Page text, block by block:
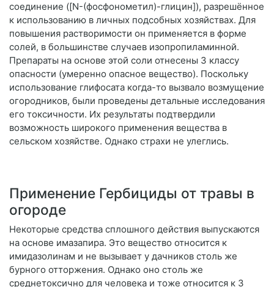
соединение ([N-(фосфонометил)-глицин]), разрешённое
к использованию в личных подсобных хозяйствах. Для
повышения растворимости он применяется в форме
солей, в большинстве случаев изопропиламинной.
Препараты на основе этой соли отнесены 3 классу
опасности (умеренно опасное вещество). Поскольку
использование глифосата когда-то вызвало возмущение
огородников, были проведены детальные исследования
его токсичности. Их результаты подтвердили
возможность широкого применения вещества в
сельском хозяйстве. Однако страхи не улеглись.
Применение Гербициды от травы в
огороде
Некоторые средства сплошного действия выпускаются
на основе имазапира. Это вещество относится к
имидазолинам и не вызывает у дачников столь же
бурного отторжения. Однако оно столь же
среднетоксично для человека и тоже относится к 3